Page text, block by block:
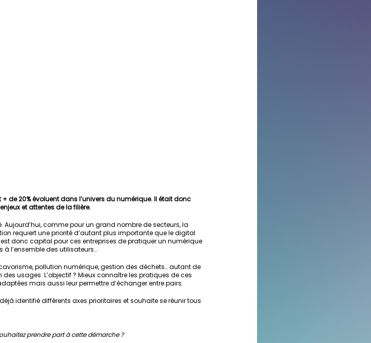
de 20% évoluent dans l’univers du numérique. Il était donc
et attentes de la filière.
comme pour un grand nombre de secteurs, la
requiert une priorité d’autant plus importante que le digital
donc capital pour ces entreprises de pratiquer un numérique
l’ensemble des utilisateurs…
pollution numérique, gestion des déchets… autant de
usages. L’objectif ? Mieux connaître les pratiques de ces
mais aussi leur permettre d’échanger entre pairs.
identifié différents axes prioritaires et souhaite se réunir tous
prendre part à cette démarche ?